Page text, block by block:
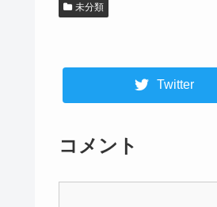
未分類
Twitter
コメント